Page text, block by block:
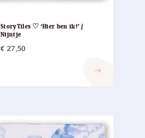
StoryTiles ♡ ‘Hier ben ik!’ /
Nijntje
€ 27,50
east